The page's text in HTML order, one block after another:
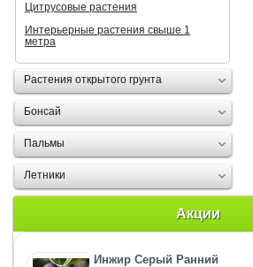
Цитрусовые растения
Интерьерные растения свыше 1
метра
Растения открытого грунта
Бонсай
Пальмы
Летники
Акции
Инжир Серый Ранний